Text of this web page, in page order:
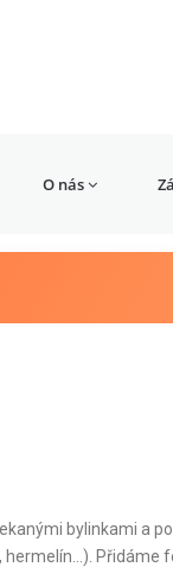
O nás
bylinkami a
Přidáme